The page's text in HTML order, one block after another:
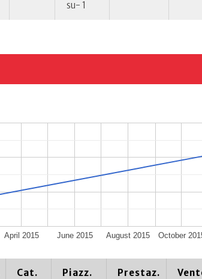
su- 1
April 2015 June 2015 August 2015 October
Cat. Piazz. Prestaz.